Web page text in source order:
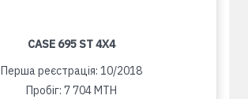
CASE 695 ST 4X4
Перша реєстрація: 10/2018
Пробіг: 7 704 MTH